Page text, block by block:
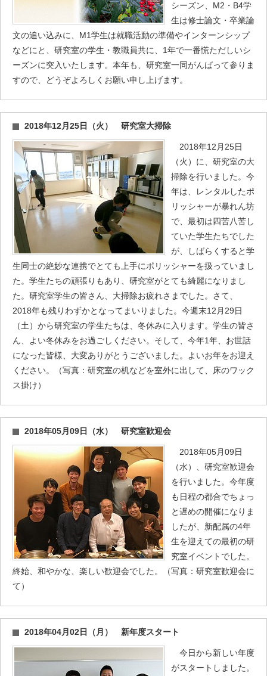
シーズン、M2・B4学
生は修士論文・卒業論
文の追い込みに、M1学生は就職活動の準備やインターンシップ
などにと、研究室の学生・教職員共に、1年で一番慌ただしいシ
ーズンに突入いたします。本年も、研究室一同がんばって参りま
すので、どうぞよろしくお願い申し上げます。
2018年12月25日（火） 研究室大掃除
2018年12月25日
（火）に、研究室の大
掃除を行いました。今
年は、レンタルしたポ
リッシャーが暴れん坊
で、最初は四苦八苦し
ていた学生たちでした
が、しばらくすると学
生同士の絶妙な連携でとても上手にポリッシャーを扱っていまし
た。学生たちの頑張りもあり、研究室がとても綺麗になりまし
た。研究室学生の皆さん、大掃除お疲れさまでした。さて、
2018年も残りわずかとなってまいりました。今週末12月29日
（土）から研究室の学生たちは、冬休みに入ります。学生の皆さ
ん、よい冬休みをお過ごしください。そして、今年1年、お世話
になった皆様、大変ありがとうございました。よいお年をお迎え
ください。（写真：研究室の机などを室外に出して、床のワック
ス掛け）
2018年05月09日（水） 研究室歓迎会
2018年05月09日
（水）、研究室歓迎会
を行いました。今年度
も日程の都合でちょっ
と遅めの開催になりま
したが、新配属の4年
生を迎えての最初の研
究室イベントでした。
終始、和やかな、楽しい歓迎会でした。（写真：研究室歓迎会に
て）
2018年04月02日（月） 新年度スタート
今日から新しい年度
がスタートしました。